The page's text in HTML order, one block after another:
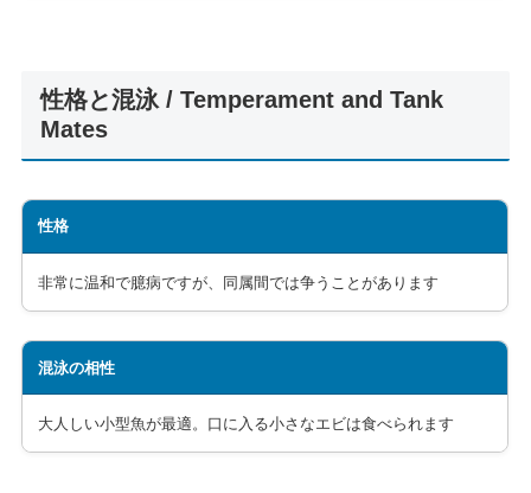
性格と混泳 / Temperament and Tank
Mates
性格
非常に温和で臆病ですが、同属間では争うことがあります
混泳の相性
大人しい小型魚が最適。口に入る小さなエビは食べられます